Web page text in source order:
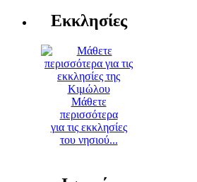
Εκκλησίες
Μάθετε
περισσότερα
για τις εκκλησίες
του νησιού...